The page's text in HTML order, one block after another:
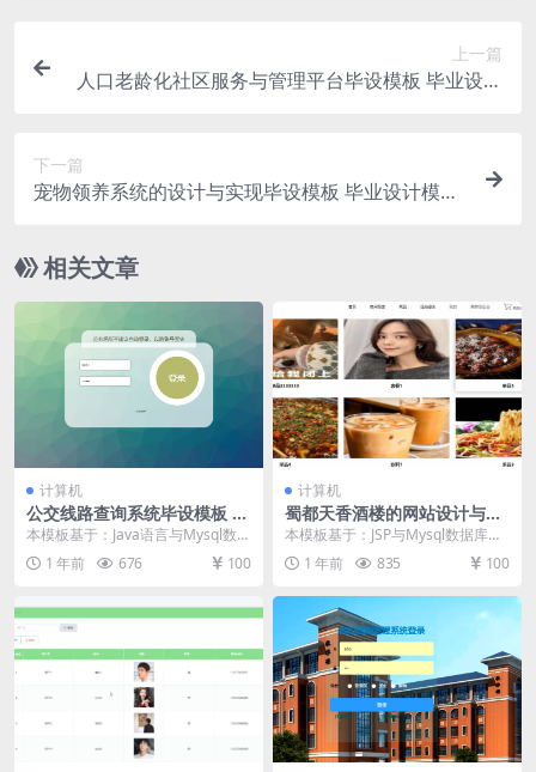
上一篇
人口老龄化社区服务与管理平台毕设模板 毕业设计
下一篇
宠物领养系统的设计与实现毕设模板 毕业设计模板
相关文章
计算机
公交线路查询系统毕设模板 毕
业设计模板及毕业论文
本模板基于：Java语言与Mysql数据
库开发 系统实现 系统实现这个章节
的内容...
1 年前 676 100
计算机
蜀都天香酒楼的网站设计与实
现毕设模板 毕业设计模板及毕
业论文
本模板基于：JSP与Mysql数据库开
发 系统功能实现 管理员功能模块实
现 管理...
1 年前 835 100